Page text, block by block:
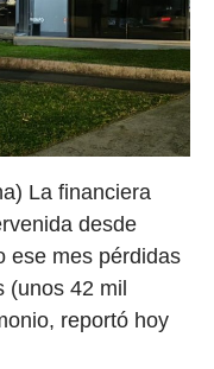
La financiera
desde
ese mes pérdidas
(unos 42 mil
reportó hoy